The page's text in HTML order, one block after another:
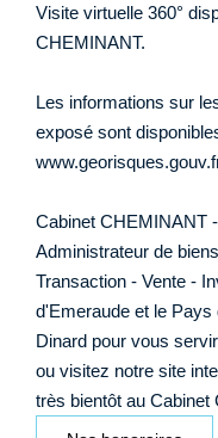
Visite virtuelle 360°
CHEMINANT.
Les informations sur
exposé sont
Cabinet CHEMINANT
Administrateur de
Transaction - Vente -
d'Emeraude et le
Dinard pour vous
ou visitez notre site
très bientôt au Cabinet